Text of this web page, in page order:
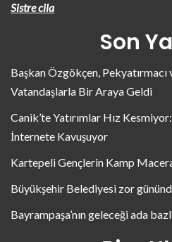
Sistre cila
Son
Başkan Özgökçen, Pekyatırmacı
Vatandaşlarla Bir Araya Geldi
Canik’te Yatırımlar Hız
İnternete Kavuşuyor
Kartepeli Gençlerin Kamp
Büyükşehir Belediyesi zor
Bayrampaşa’nın geleceği ada